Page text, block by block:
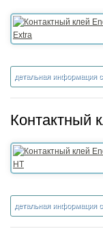
детальная информация
Контактный
детальная информация